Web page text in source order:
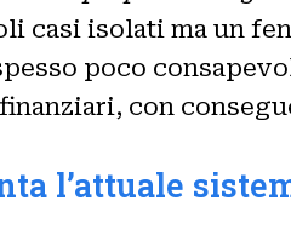
casi isolati ma un
poco
con
l’attuale